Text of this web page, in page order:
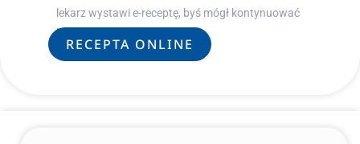
lekarz wystawi e-receptę, byś mógł kontynuować
leczenie.
RECEPTA ONLINE